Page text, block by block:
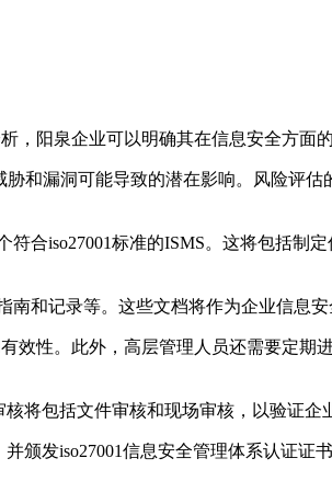
，阳泉企业可以明确其在信息安全方面
和漏洞可能导致的潜在影响。风险评
合iso27001标准的ISMS。这将包括制
和记录等。这些文档将作为企业信息安
性。此外，高层管理人员还需要定期
将包括文件审核和现场审核，以验证企
颁发iso27001信息安全管理体系认证证书